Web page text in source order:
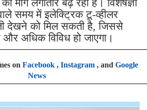
मांग लगातार बढ़ रही है। विशेषज्ञों
समय में इलेक्ट्रिक टू-व्हीलर
देखने को मिल सकती है, जिससे
अधिक विविध हो जाएगा।
on Facebook, Instagram, and Google
News